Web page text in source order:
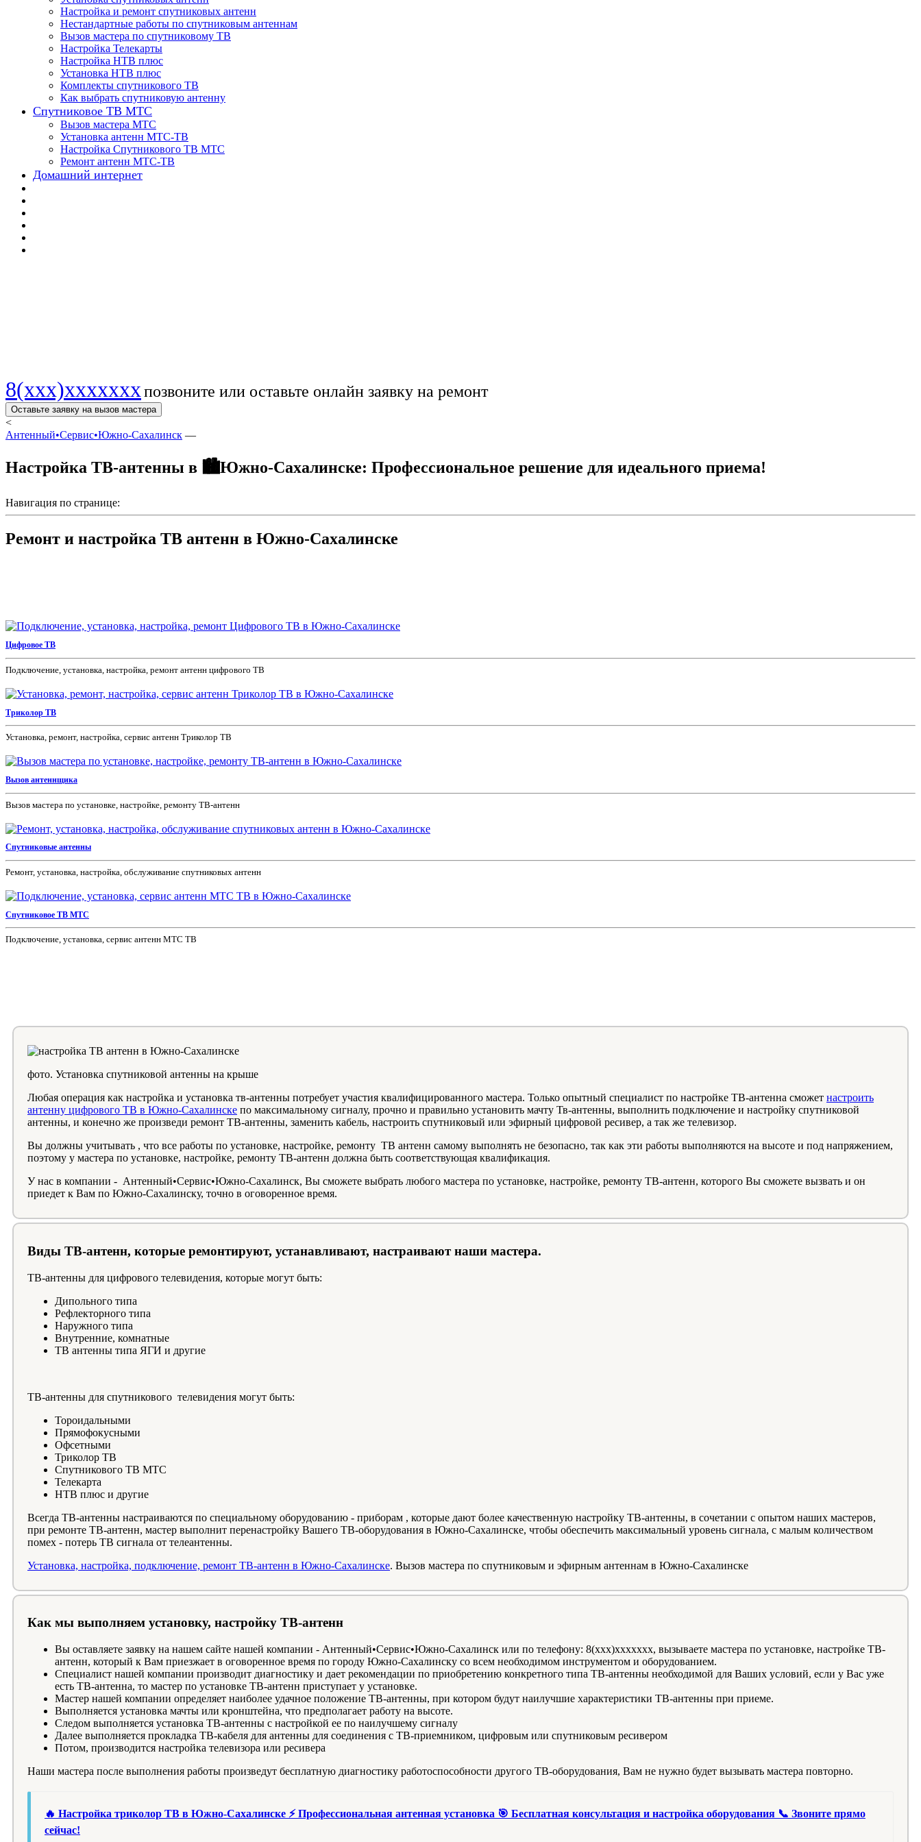
Настройка и ремонт спутниковых антенн
Нестандартные работы по спутниковым антеннам
Вызов мастера по спутниковому ТВ
Настройка Телекарты
Настройка НТВ плюс
Установка НТВ плюс
Комплекты спутникового ТВ
Как выбрать спутниковую антенну
Спутниковое ТВ МТС
Вызов мастера МТС
Установка антенн МТС-ТВ
Настройка Спутникового ТВ МТС
Ремонт антенн МТС-ТВ
Домашний интернет
8(xxx)xxxxxxxпозвоните или оставьте онлайн заявку на ремонт
Оставьте заявку на вызов мастера
<
Антенный•Сервис•Южно-Сахалинск —
Настройка ТВ-антенны в 🏙️Южно-Сахалинске: Профессиональное решение для идеального приема!
Навигация по странице:
Ремонт и настройка ТВ антенн в Южно-Сахалинске
Цифровое ТВ
Подключение, установка, настройка, ремонт антенн цифрового ТВ
Триколор ТВ
Установка, ремонт, настройка, сервис антенн Триколор ТВ
Вызов антеннщика
Вызов мастера по установке, настройке, ремонту ТВ-антенн
Спутниковые антенны
Ремонт, установка, настройка, обслуживание спутниковых антенн
Спутниковое ТВ МТС
Подключение, установка, сервис антенн МТС ТВ
фото. Установка спутниковой антенны на крыше
Любая операция как настройка и установка тв-антенны потребует участия квалифицированного мастера. Только опытный специалист по настройке ТВ-антенна сможет настроить
антенну цифрового ТВ в Южно-Сахалинске по максимальному сигналу, прочно и правильно установить мачту Тв-антенны, выполнить подключение и настройку спутниковой
антенны, и конечно же произведи ремонт ТВ-антенны, заменить кабель, настроить спутниковый или эфирный цифровой ресивер, а так же телевизор.
Вы должны учитывать , что все работы по установке, настройке, ремонту ТВ антенн самому выполнять не безопасно, так как эти работы выполняются на высоте и под напряжением,
поэтому у мастера по установке, настройке, ремонту ТВ-антенн должна быть соответствующая квалификация.
У нас в компании - Антенный•Сервис•Южно-Сахалинск, Вы сможете выбрать любого мастера по установке, настройке, ремонту ТВ-антенн, которого Вы сможете вызвать и он
приедет к Вам по Южно-Сахалинску, точно в оговоренное время.
Виды ТВ-антенн, которые ремонтируют, устанавливают, настраивают наши мастера.
ТВ-антенны для цифрового телевидения, которые могут быть:
Дипольного типа
Рефлекторного типа
Наружного типа
Внутренние, комнатные
ТВ антенны типа ЯГИ и другие
ТВ-антенны для спутникового телевидения могут быть:
Тороидальными
Прямофокусными
Офсетными
Триколор ТВ
Спутникового ТВ МТС
Телекарта
НТВ плюс и другие
Всегда ТВ-антенны настраиваются по специальному оборудованию - приборам , которые дают более качественную настройку ТВ-антенны, в сочетании с опытом наших мастеров,
при ремонте ТВ-антенн, мастер выполнит перенастройку Вашего ТВ-оборудования в Южно-Сахалинске, чтобы обеспечить максимальный уровень сигнала, с малым количеством
помех - потерь ТВ сигнала от телеантенны.
Установка, настройка, подключение, ремонт ТВ-антенн в Южно-Сахалинске. Вызов мастера по спутниковым и эфирным антеннам в Южно-Сахалинске
Как мы выполняем установку, настройку ТВ-антенн
Вы оставляете заявку на нашем сайте нашей компании - Антенный•Сервис•Южно-Сахалинск или по телефону: 8(xxx)xxxxxxx, вызываете мастера по установке, настройке ТВ-
антенн, который к Вам приезжает в оговоренное время по городу Южно-Сахалинску со всем необходимом инструментом и оборудованием.
Специалист нашей компании производит диагностику и дает рекомендации по приобретению конкретного типа ТВ-антенны необходимой для Ваших условий, если у Вас уже
есть ТВ-антенна, то мастер по установке ТВ-антенн приступает у установке.
Мастер нашей компании определяет наиболее удачное положение ТВ-антенны, при котором будут наилучшие характеристики ТВ-антенны при приеме.
Выполняется установка мачты или кронштейна, что предполагает работу на высоте.
Следом выполняется установка ТВ-антенны с настройкой ее по наилучшему сигналу
Далее выполняется прокладка ТВ-кабеля для антенны для соединения с ТВ-приемником, цифровым или спутниковым ресивером
Потом, производится настройка телевизора или ресивера
Наши мастера после выполнения работы произведут бесплатную диагностику работоспособности другого ТВ-оборудования, Вам не нужно будет вызывать мастера повторно.
🔥 Настройка триколор ТВ в Южно-Сахалинске ⚡ Профессиональная антенная установка 🎯 Бесплатная консультация и настройка оборудования 📞 Звоните прямо
сейчас!